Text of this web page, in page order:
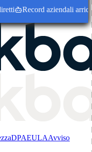
Record aziendali
DPAEULAAvviso